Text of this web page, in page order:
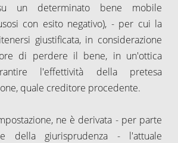
un determinato bene mobile
con esito negativo), - per cui la
giustificata, in considerazione
di perdere il bene, in un'ottica
l'effettività della pretesa
quale creditore procedente.
ne è derivata - per parte
della giurisprudenza - l'attuale